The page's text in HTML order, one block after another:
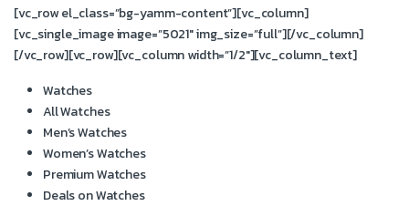
[vc_row el_class=”bg-yamm-content”][vc_column]
[vc_single_image image=”5021″ img_size=”full”][/vc_column]
[/vc_row][vc_row][vc_column width=”1/2″][vc_column_text]
Watches
All Watches
Men’s Watches
Women’s Watches
Premium Watches
Deals on Watches